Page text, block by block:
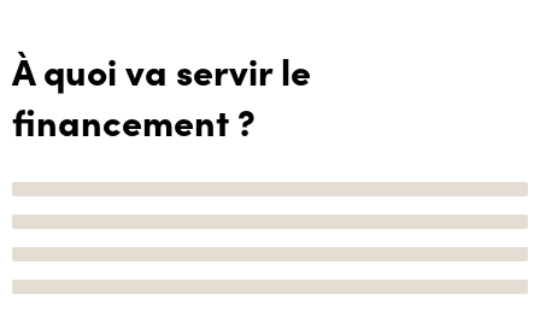
À quoi va servir le
financement ?